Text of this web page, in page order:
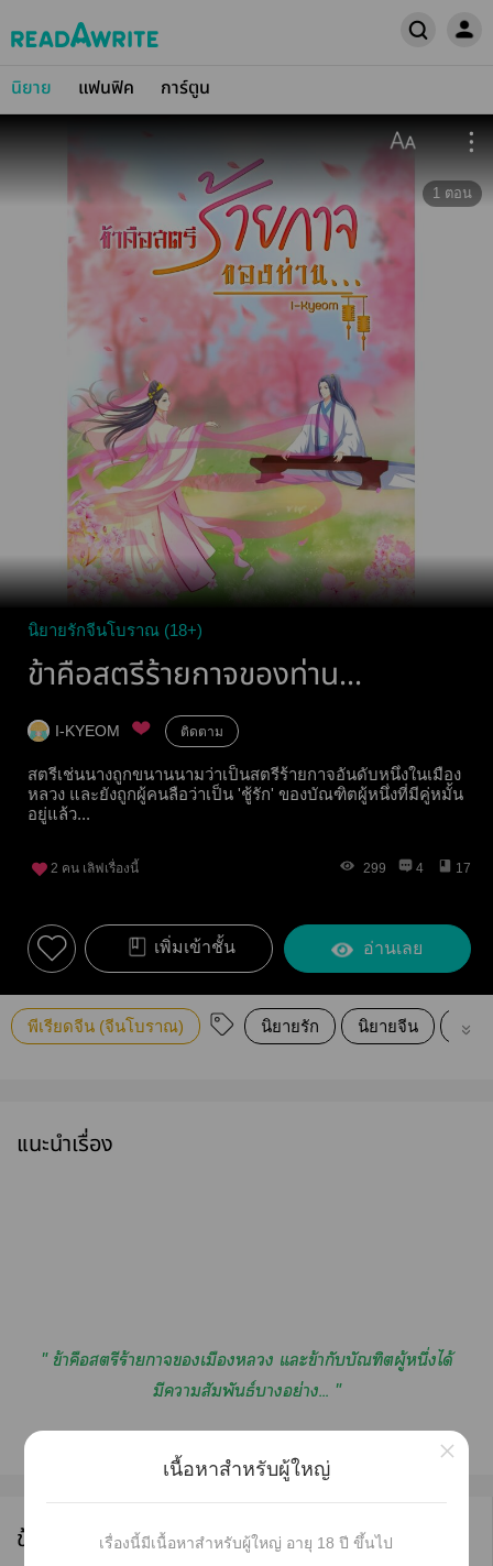
นิยาย แฟนฟิค การ์ตูน
1 ตอน
นิยายรักจีนโบราณ (18+)
ข้าคือสตรีร้ายกาจของท่าน...
I-KYEOM ติดตาม
สตรีเช่นนางถูกขนานนามว่าเป็นสตรีร้ายกาจอันดับหนึ่งในเมือง
หลวง และยังถูกผู้คนลือว่าเป็น 'ชู้รัก' ของบัณฑิตผู้หนึ่งที่มีคู่หมั้น
อยู่แล้ว...
2 คน เลิฟเรื่องนี้ 299 4 17
เพิ่มเข้าชั้น อ่านเลย
พีเรียดจีน (จีนโบราณ) นิยายรัก นิยายจีน นิย
แนะนำเรื่อง
" ข้าคือสตรีร้ายกาจเมือง แะข้ากับบัณฑิตผู้หนึ่งได้
มีาสัมพันธ์าอย่าง... "
ข้อมูลนักเขียน
เนื้อหาสำหรับผู้ใหญ่
เรื่องนี้มีเนื้อหาสำหรับผู้ใหญ่ อายุ 18 ปี ขึ้นไป
×